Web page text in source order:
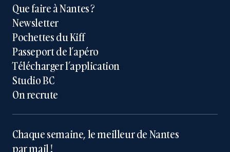
Que faire à Nantes ?
Newsletter
Pochettes du Kiff
Passeport de l’apéro
Télécharger l’application
Studio BC
On recrute
Chaque semaine, le meilleur de Nantes
par mail !